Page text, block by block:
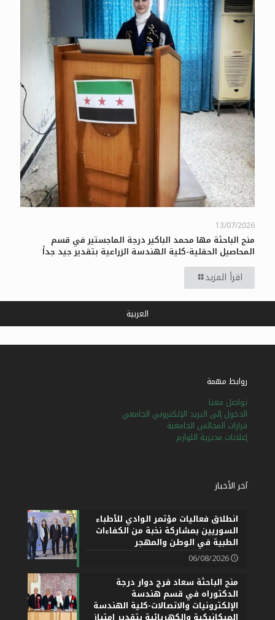
13/07/2026
منح الباحثة مها محمد الباكير درجة الماجستير في قسم
المحاصيل الحقلية-كلية الهندسة الزراعية بتقدير جيد جداً
اقرأ المزيد
روابط مهمة
تواصل معنا
الدخول إلى البريد الإلكتروني الجامعي
قرارات المجالس الجامعية
إعلانات مديرية اللوازم
آخر الأخبار
انطلاق فعاليات مؤتمر الوادي للأطباء
السوريين بمشاركة نخبة من الكفاءات
الطبية في الوطن والمهجر
06/08/2026
منح الباحثة سعاد فرج دوار درجة
الدكتوراه في قسم هندسة
الإلكترونيات والاتصالات-كلية الهندسة
العربية